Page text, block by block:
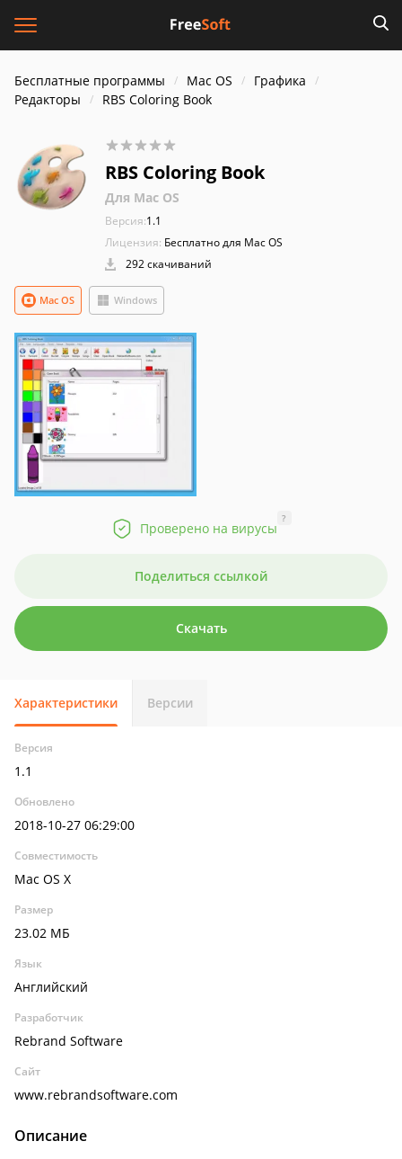
Бесплатные программы Mac OS
Графика
Редакторы
RBS Coloring Book
RBS Coloring Book
Для Mac OS
Версия:1.1
Лицензия: Бесплатно для Mac OS
292 скачиваний
Windows
Mac OS
Проверено на вирусы
?
Поделиться ссылкой
Скачать
Характеристики Версии
Версия
1.1
Обновлено
2018-10-27 06:29:00
Совместимость
Mac OS X
Размер
23.02 МБ
Язык
Английский
Разработчик
Rebrand Software
Сайт
www.rebrandsoftware.com
Описание